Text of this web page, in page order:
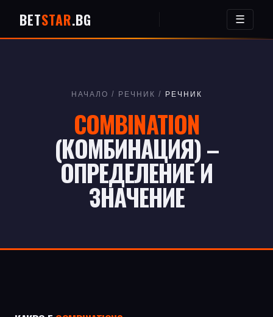
BETSTAR.BG ☰
НАЧАЛО / РЕЧНИК / РЕЧНИК
COMBINATION
(КОМБИНАЦИЯ) –
ОПРЕДЕЛЕНИЕ И
ЗНАЧЕНИЕ